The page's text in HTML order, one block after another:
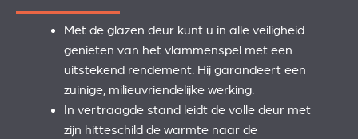
Met de glazen deur kunt u in alle veiligheid
genieten van het vlammenspel met een
uitstekend rendement. Hij garandeert een
zuinige, milieuvriendelijke werking.
In vertraagde stand leidt de volle deur met
zijn hitteschild de warmte naar de